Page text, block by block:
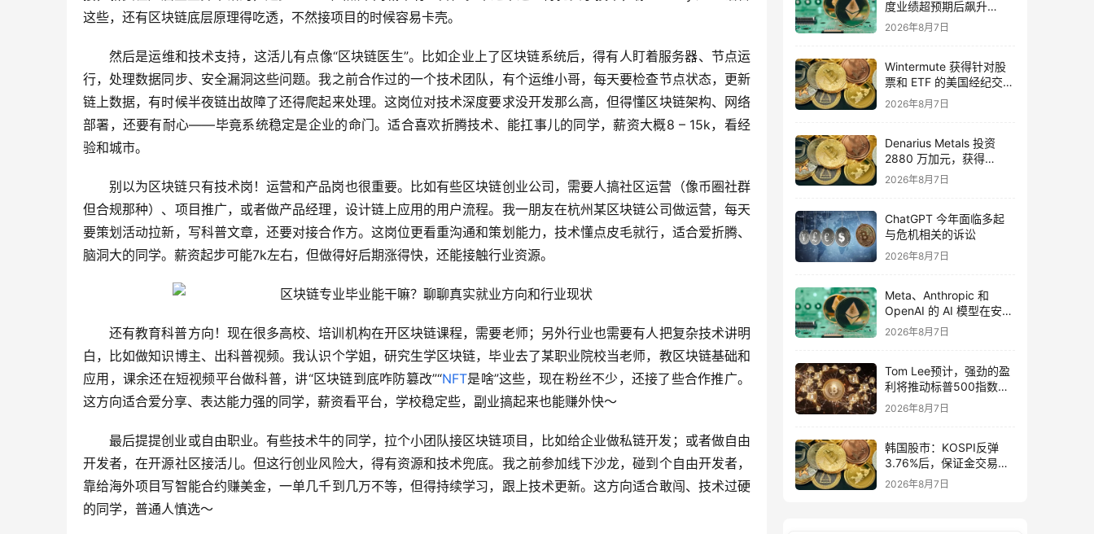
这些，还有区块链底层原理得吃透，不然接项目的时候容易卡壳。
然后是运维和技术支持，这活儿有点像“区块链医生”。比如企业上了区块链系统后，得有人盯着服务器、节点运
行，处理数据同步、安全漏洞这些问题。我之前合作过的一个技术团队，有个运维小哥，每天要检查节点状态，更新
链上数据，有时候半夜链出故障了还得爬起来处理。这岗位对技术深度要求没开发那么高，但得懂区块链架构、网络
部署，还要有耐心——毕竟系统稳定是企业的命门。适合喜欢折腾技术、能扛事儿的同学，薪资大概8 – 15k，看经
验和城市。
别以为区块链只有技术岗！运营和产品岗也很重要。比如有些区块链创业公司，需要人搞社区运营（像币圈社群
但合规那种）、项目推广，或者做产品经理，设计链上应用的用户流程。我一朋友在杭州某区块链公司做运营，每天
要策划活动拉新，写科普文章，还要对接合作方。这岗位更看重沟通和策划能力，技术懂点皮毛就行，适合爱折腾、
脑洞大的同学。薪资起步可能7k左右，但做得好后期涨得快，还能接触行业资源。
还有教育科普方向！现在很多高校、培训机构在开区块链课程，需要老师；另外行业也需要有人把复杂技术讲明
白，比如做知识博主、出科普视频。我认识个学姐，研究生学区块链，毕业去了某职业院校当老师，教区块链基础和
应用，课余还在短视频平台做科普，讲“区块链到底咋防篡改”“NFT是啥”这些，现在粉丝不少，还接了些合作推广。
这方向适合爱分享、表达能力强的同学，薪资看平台，学校稳定些，副业搞起来也能赚外快～
最后提提创业或自由职业。有些技术牛的同学，拉个小团队接区块链项目，比如给企业做私链开发；或者做自由
开发者，在开源社区接活儿。但这行创业风险大，得有资源和技术兜底。我之前参加线下沙龙，碰到个自由开发者，
靠给海外项目写智能合约赚美金，一单几千到几万不等，但得持续学习，跟上技术更新。这方向适合敢闯、技术过硬
的同学，普通人慎选～
度业绩超预期后飙升
16%，华尔街将目标价上
2026年8月7日
Wintermute 获得针对股
票和 ETF 的美国经纪交易
商资格
2026年8月7日
Denarius Metals 投资
2880 万加元，获得
Copper Giant Resources
2026年8月7日
ChatGPT 今年面临多起
与危机相关的诉讼
2026年8月7日
Meta、Anthropic 和
OpenAI 的 AI 模型在安全
测试期间入侵外部组织
2026年8月7日
Tom Lee预计，强劲的盈
利将推动标普500指数在
8月前升至8,000点
2026年8月7日
韩国股市：KOSPI反弹
3.76%后，保证金交易激
增1万亿韩元
2026年8月7日